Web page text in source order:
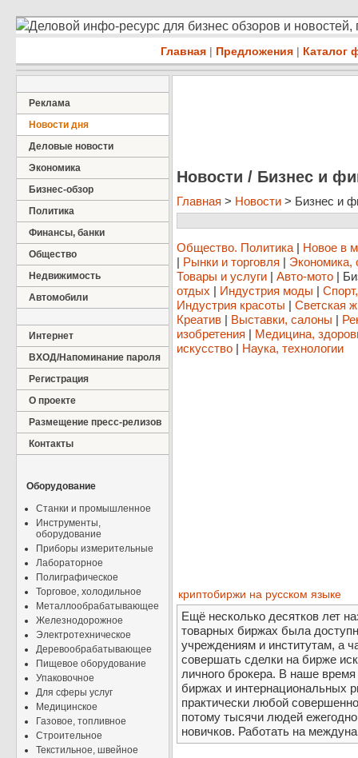
Деловой инфо-ресурс для бизнес обзоров и
Главная | Предложения | Каталог
Реклама
Новости дня
Деловые новости
Экономика
Бизнес-обзор
Политика
Финансы, банки
Общество
Недвижимость
Автомобили
Интернет
ВХОД/Напоминание пароля
Регистрация
О проекте
Размещение пресс-релизов
Контакты
Оборудование
Станки и промышленное
Инструменты,
оборудование
Приборы измерительные
Лабораторное
Полиграфическое
Торговое, холодильное
Металлообрабатывающее
Железнодорожное
Электротехническое
Деревообрабатывающее
Пищевое оборудование
Упаковочное
Для сферы услуг
Медицинское
Газовое, топливное
Строительное
Текстильное, швейное
Новости / Бизнес и
Главная > Новости > Бизнес и
Общество. Политика | Новое в
| Рынки и торговля | Экономика,
Товары и услуги | Авто-мото |
отдых | Индустрия моды |
Индустрия красоты | Светская
Креатив | Выставки, салоны |
изобретения | Медицина,
искусство | Наука, технологии
криптобиржи на русском языке
Ещё несколько десятков лет
товарных биржах была
учреждениям и институтам, а
совершать сделки на бирже
личного брокера. В наше
биржах и интернациональных
практически любой
потому тысячи людей
новичков. Работать на